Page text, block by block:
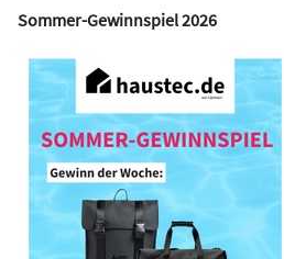
Sommer-Gewinnspiel 2026